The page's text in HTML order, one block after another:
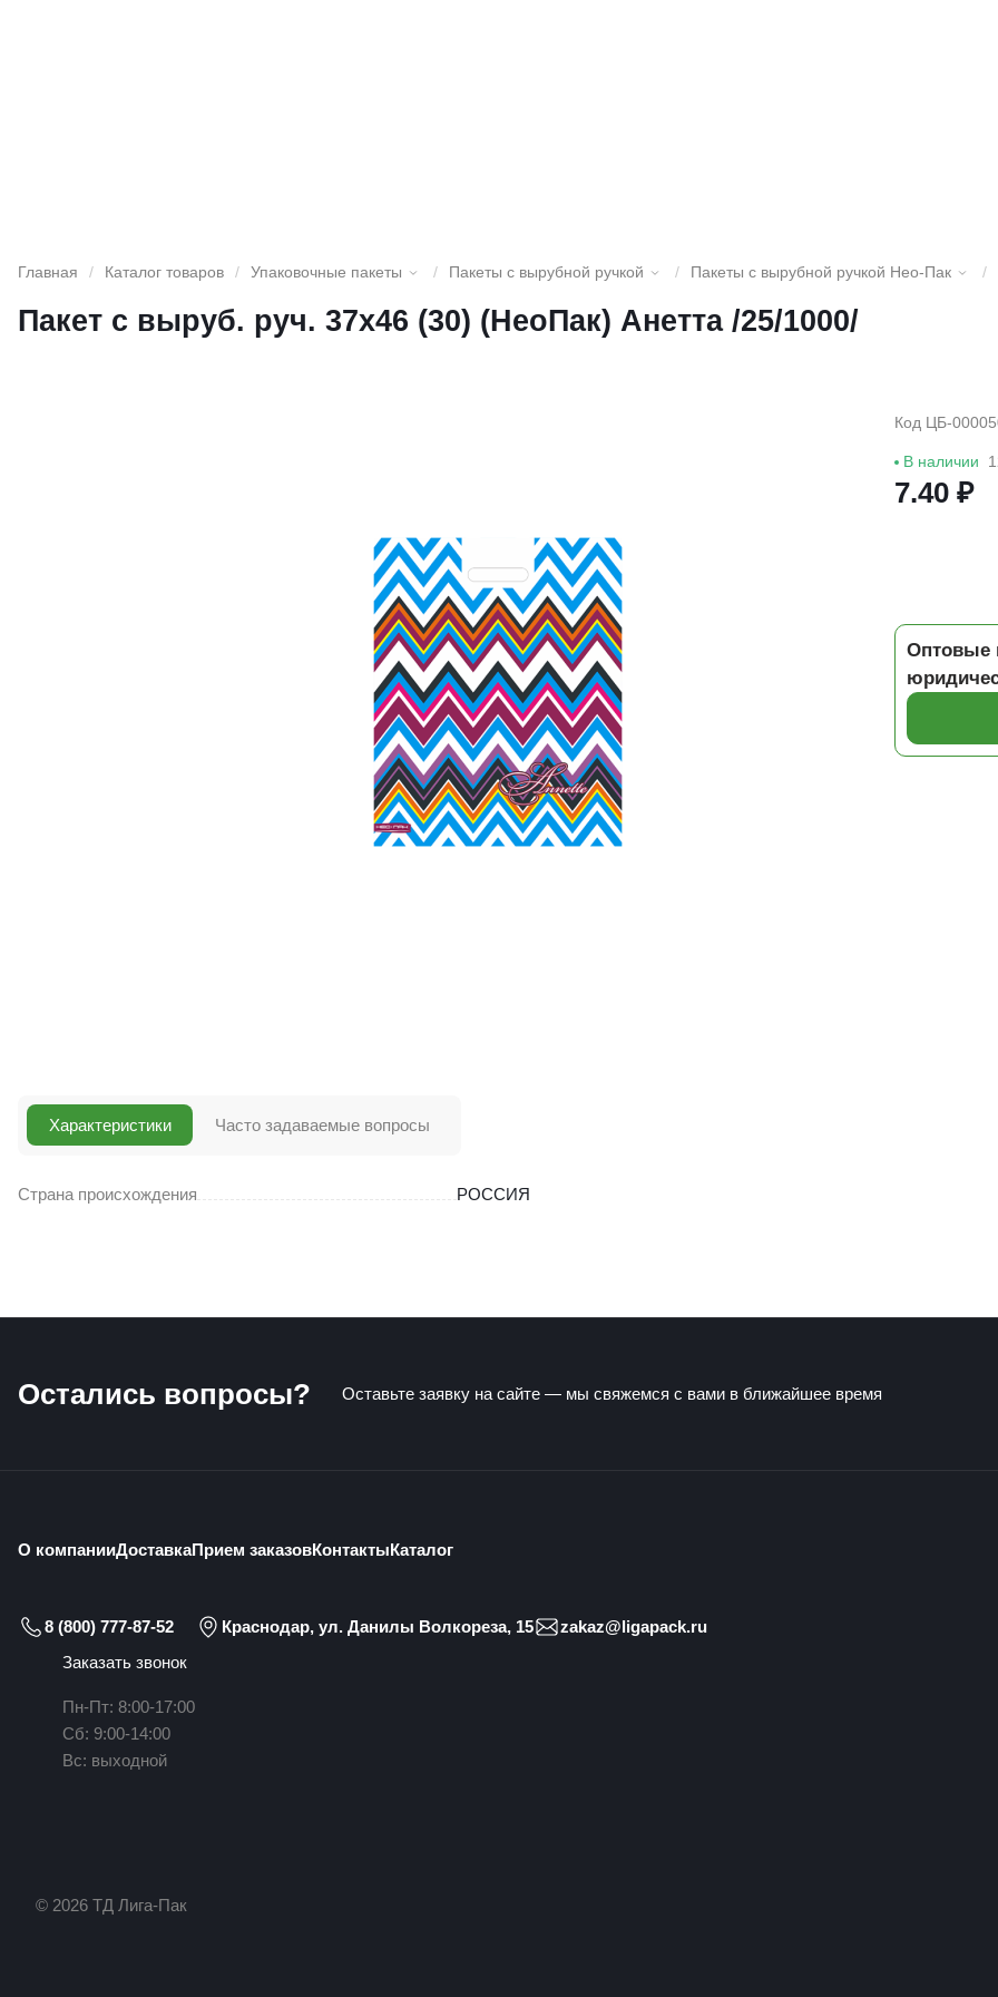
Главная / Каталог товаров / Упаковочные пакеты / Пакеты с вырубной ручкой / Пакеты с вырубной ручкой Нео-Пак /
Пакет с выруб. руч. 37х46 (30) (НеоПак) Анетта /25/1000/
Код ЦБ-
В наличии
7.40 ₽
Оптовые
Характеристики
Страна происхождения РОССИЯ
Часто задаваемые вопросы
Остались вопросы? Оставьте заявку на сайте — мы свяжемся с вами в ближайшее время
О компанииДоставкаПрием заказовКонтактыКаталог
8 (800) 777-87-52
Заказать звонок
Пн-Пт: 8:00-17:00
Сб: 9:00-14:00
Вс: выходной
Краснодар, ул. Данилы Волкореза, 15 zakaz@ligapack.ru
© 2026 ТД Лига-Пак